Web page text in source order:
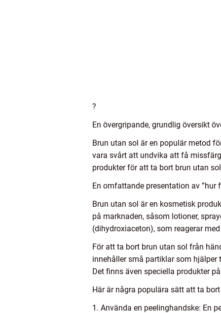
?
En övergripande, grundlig översikt
Brun utan sol är en populär metod
vara svårt att undvika att få
produkter för att ta bort brun utan
En omfattande presentation av ”hur
Brun utan sol är en kosmetisk
på marknaden, såsom lotioner,
(dihydroxiaceton), som reagerar
För att ta bort brun utan sol från
innehåller små partiklar som
Det finns även speciella produkter
Här är några populära sätt att ta
1. Använda en peelinghandske: En